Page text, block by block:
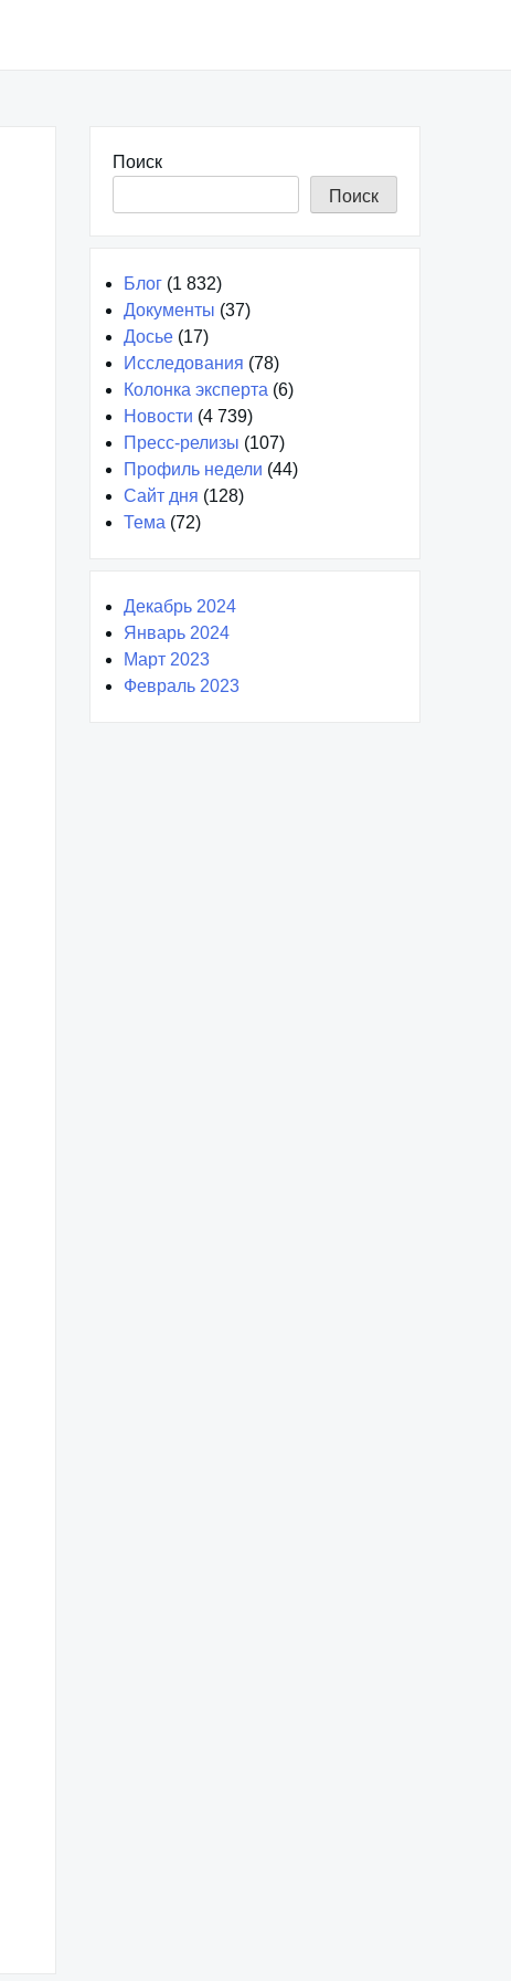
Поиск
Поиск
Блог (1 832)
Документы (37)
Досье (17)
Исследования (78)
Колонка эксперта (6)
Новости (4 739)
Пресс-релизы (107)
Профиль недели (44)
Сайт дня (128)
Тема (72)
Декабрь 2024
Январь 2024
Март 2023
Февраль 2023